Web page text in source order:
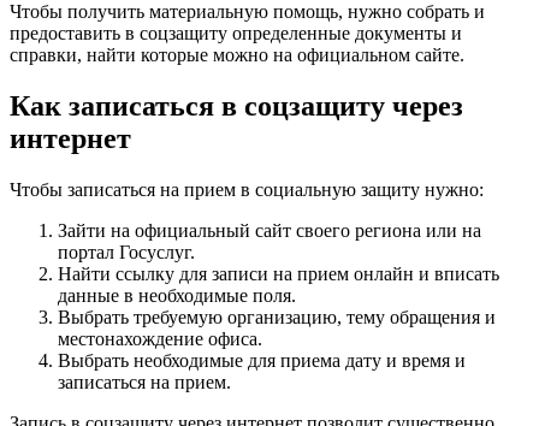
Чтобы получить материальную помощь, нужно собрать и
предоставить в соцзащиту определенные документы и
справки, найти которые можно на официальном сайте.
Как записаться в соцзащиту через
интернет
Чтобы записаться на прием в социальную защиту нужно:
Зайти на официальный сайт своего региона или на
портал Госуслуг.
Найти ссылку для записи на прием онлайн и вписать
данные в необходимые поля.
Выбрать требуемую организацию, тему обращения и
местонахождение офиса.
Выбрать необходимые для приема дату и время и
записаться на прием.